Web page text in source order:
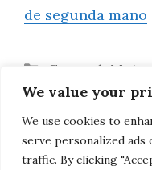
We value your
We use cookies to
serve personalized ads
traffic. By clicking
de segunda mano
Categorías
General Motor
Aprilia
En el pasado:
prueba: 2000)